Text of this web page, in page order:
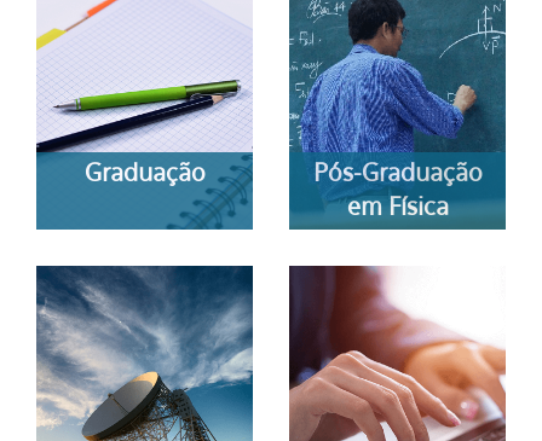
Graduação
Pós-Graduação
em Física